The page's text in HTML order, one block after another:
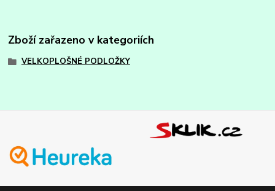
Zboží zařazeno v kategoriích
VELKOPLOŠNÉ PODLOŽKY